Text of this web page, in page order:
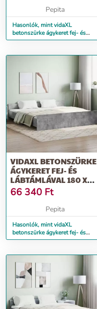
Pepita
Hasonlók, mint vidaXL
betonszürke ágykeret fej- és
lábtámlával 160 x 200 cm
VIDAXL BETONSZÜRKE
ÁGYKERET FEJ- ÉS
LÁBTÁMLÁVAL 180 X
200 CM
66 340 Ft
Pepita
Hasonlók, mint vidaXL
betonszürke ágykeret fej- és
lábtámlával 180 x 200 cm